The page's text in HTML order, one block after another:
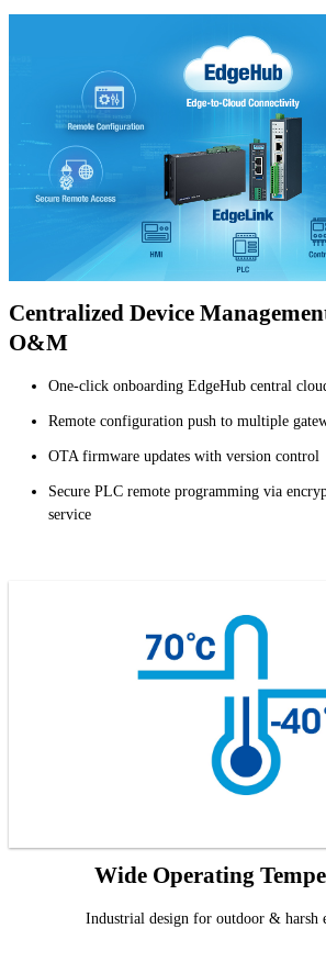
Centralized Device
O&M
One-click onboarding EdgeHub central
Remote configuration push to multiple
OTA firmware updates with version control
Secure PLC remote programming via
service
Wide Operating
Industrial design for outdoor & harsh